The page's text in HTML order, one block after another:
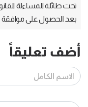
تحت طائلة المساءلة
بعد الحصول على
أضف تعليقاً